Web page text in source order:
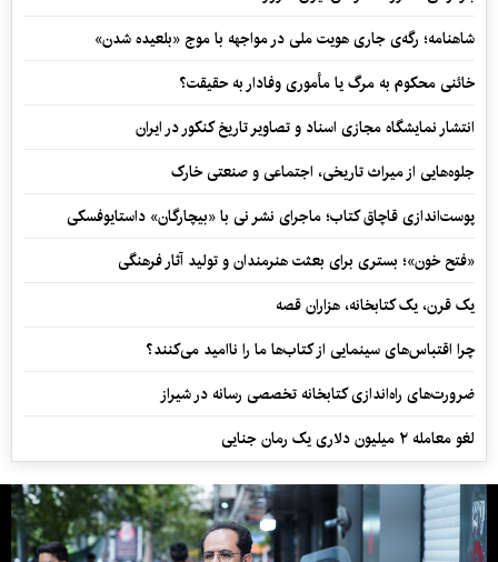
شاهنامه؛ رگه‌ی جاری هویت ملی در مواجهه با موج «بلعیده شدن»
خائنی محکوم به مرگ یا مأموری وفادار به حقیقت؟
انتشار نمایشگاه مجازی اسناد و تصاویر تاریخ کنکور در ایران
جلوه‌هایی از میراث تاریخی، اجتماعی و صنعتی خارک
پوست‌اندازی قاچاق کتاب؛ ماجرای نشر نی با «بیچارگان» داستایوفسکی
«فتح خون»؛ بستری برای بعثت هنرمندان و تولید آثار فرهنگی
یک قرن، یک کتابخانه، هزاران قصه
چرا اقتباس‌های سینمایی از کتاب‌ها ما را ناامید می‌کنند؟
ضرورت‌های راه‌اندازی کتابخانه تخصصی رسانه در شیراز
لغو معامله ۲ میلیون دلاری یک رمان جنایی